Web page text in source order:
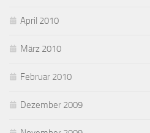
April 2010
März 2010
Februar 2010
Dezember 2009